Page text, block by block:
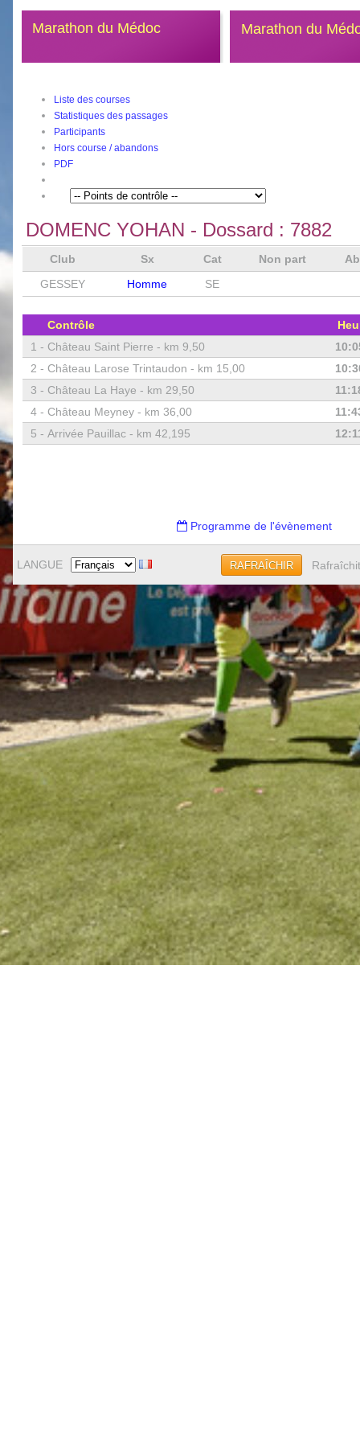
Marathon du Médoc Marathon du
Liste des courses
Statistiques des passages
Participants
Hors course / abandons
PDF
DOMENC YOHAN - Dossard : 7882
Club Sx Cat Non part
GESSEY
Homme SE
Contrôle
1 - Château Saint Pierre - km 9,50
2 - Château Larose Trintaudon - km 15,00
3 - Château La Haye - km 29,50
4 - Château Meyney - km 36,00
5 - Arrivée Pauillac - km 42,195
Programme de l'évènement
LANGUE RAFRAÎCHIR